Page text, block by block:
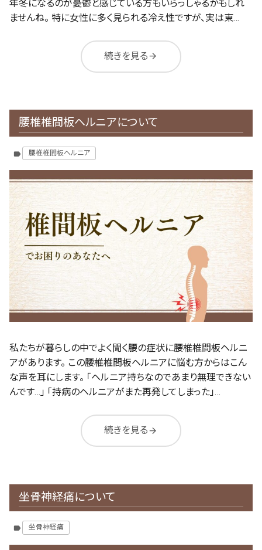
年冬になるのが憂鬱と感じている方もいらっしゃるかもしれ
ませんね。 特に女性に多く見られる冷え性ですが、実は東…
続きを見るarrow_forward
腰椎椎間板ヘルニアについて
label 腰椎椎間板ヘルニア
私たちが暮らしの中でよく聞く腰の症状に腰椎椎間板ヘルニ
アがあります。 この腰椎椎間板ヘルニアに悩む方からはこん
な声を耳にします。 「ヘルニア持ちなのであまり無理できない
んです…」 「持病のヘルニアがまた再発してしまった」…
続きを見るarrow_forward
坐骨神経痛について
label 坐骨神経痛